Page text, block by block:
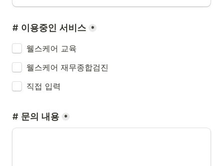
# 이용중인 서비스 *
웰스케어 교육
웰스케어 재무종합검진
직접 입력
# 문의 내용 *